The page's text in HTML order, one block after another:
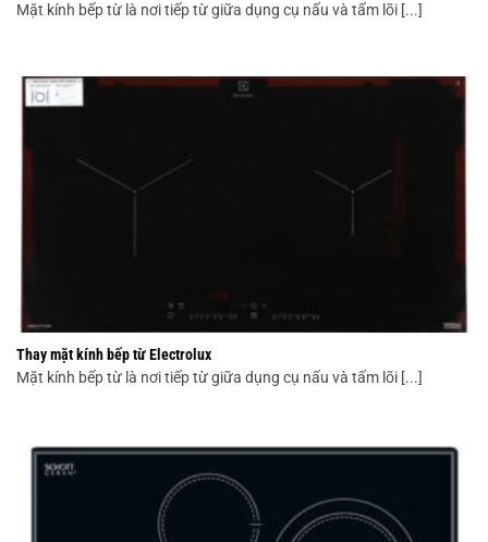
Mặt kính bếp từ là nơi tiếp từ giữa dụng cụ nấu và tấm lõi [...]
Thay mặt kính bếp từ Electrolux
Mặt kính bếp từ là nơi tiếp từ giữa dụng cụ nấu và tấm lõi [...]